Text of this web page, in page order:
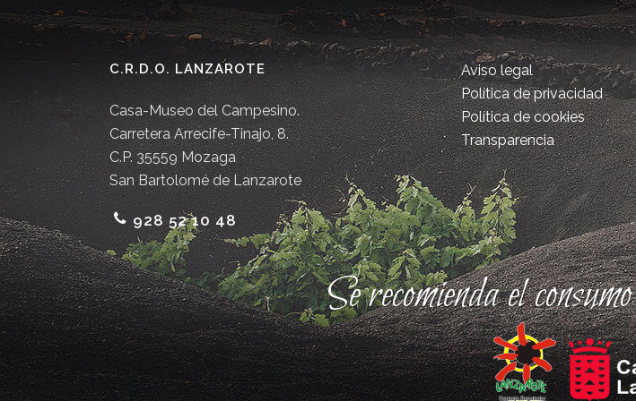
C.R.D.O. LANZAROTE
Casa-Museo del Campesino.
Carretera Arrecife-Tinajo, 8.
C.P. 35559 Mozaga
San Bartolomé de Lanzarote
928 52 10 48
Aviso legal
Política de privacidad
Política de cookies
Transparencia
Se recomienda el